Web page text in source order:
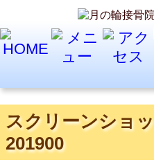
スクリーンショ
201900